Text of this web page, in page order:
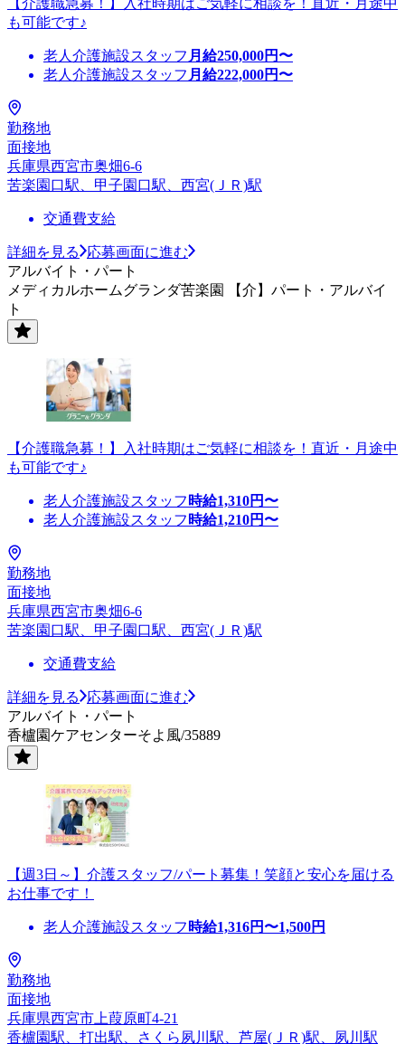
も可能です♪
老人介護施設スタッフ 月給250,000円〜
老人介護施設スタッフ 月給222,000円〜
勤務地
面接地
兵庫県西宮市奥畑6-6
苦楽園口駅、甲子園口駅、西宮(ＪＲ)駅
交通費支給
詳細を見る
応募画面に進む
アルバイト・パート
メディカルホームグランダ苦楽園 【介】パート・アルバイ
ト
【介護職急募！】入社時期はご気軽に相談を！直近・月途中
も可能です♪
老人介護施設スタッフ 時給1,310円〜
老人介護施設スタッフ 時給1,210円〜
勤務地
面接地
兵庫県西宮市奥畑6-6
苦楽園口駅、甲子園口駅、西宮(ＪＲ)駅
交通費支給
詳細を見る
応募画面に進む
アルバイト・パート
香櫨園ケアセンターそよ風/35889
【週3日～】介護スタッフ/パート募集！笑顔と安心を届ける
お仕事です！
老人介護施設スタッフ 時給1,316円〜1,500円
勤務地
面接地
兵庫県西宮市上葭原町4-21
香櫨園駅、打出駅、さくら夙川駅、芦屋(ＪＲ)駅、夙川駅